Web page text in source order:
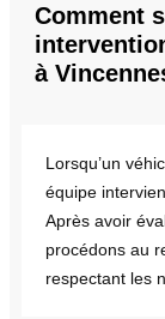
Comment
à
Lorsqu’un
équipe
Après avoir
procédons au
respectant les